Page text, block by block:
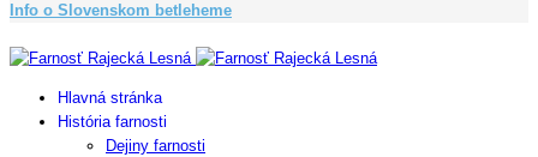
Info o Slovenskom betleheme
Hlavná stránka
História farnosti
Dejiny farnosti